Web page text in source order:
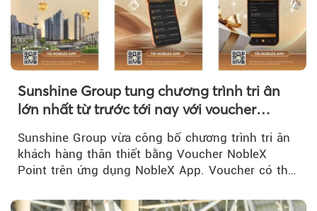
Sunshine Group tung chương trình tri ân
lớn nhất từ trước tới nay với voucher
Sunshine Group vừa công bố chương trình tri ân
khách hàng thân thiết bằng Voucher NobleX
Point trên ứng dụng NobleX App. Voucher có thể